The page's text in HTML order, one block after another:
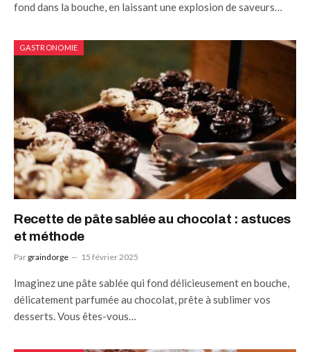
fond dans la bouche, en laissant une explosion de saveurs…
GASTRONOMIE
Recette de pâte sablée au chocolat : astuces
et méthode
Par graindorge 15 février 2025
Imaginez une pâte sablée qui fond délicieusement en bouche,
délicatement parfumée au chocolat, prête à sublimer vos
desserts. Vous êtes-vous…